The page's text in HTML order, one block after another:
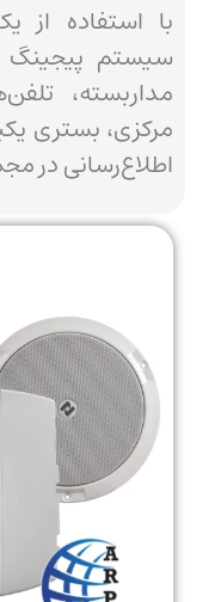
با استفاده
سیستم پیجینگ
مداربسته،
مرکزی، بستری
اطلاع‌رسانی در